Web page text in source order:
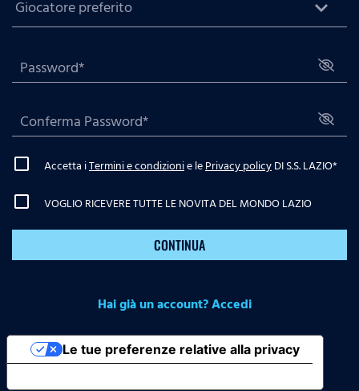
Accetta iTermini e condizionie lePrivacy policyDI S.S. LAZIO*
VOGLIO RICEVERE TUTTE LE NOVITA DEL MONDO LAZIO
CONTINUA
Hai già un account? Accedi
Le tue preferenze relative alla privacy